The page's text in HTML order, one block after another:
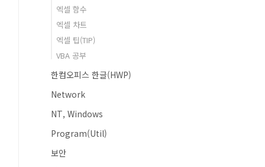
엑셀 함수
엑셀 차트
엑셀 팁(TIP)
VBA 공부
한컴오피스 한글(HWP)
Network
NT, Windows
Program(Util)
보안